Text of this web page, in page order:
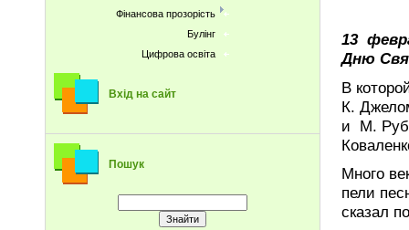
Фінансова прозорість
Булінг
Цифрова освіта
Вхід на сайт
Пошук
13
Дню
В
К.
и М.
Много
пели
сказал